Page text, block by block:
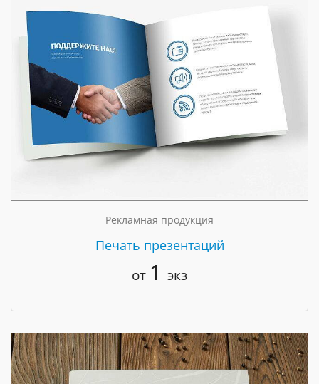
Рекламная продукция
Печать презентаций
от 1 экз